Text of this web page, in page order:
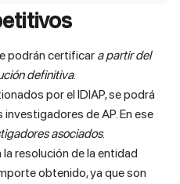
podrán certificar a partir del
definitiva.
por el IDIAP, se podrá
de AP. En ese
asociados.
resolución de la entidad
obtenido, ya que son